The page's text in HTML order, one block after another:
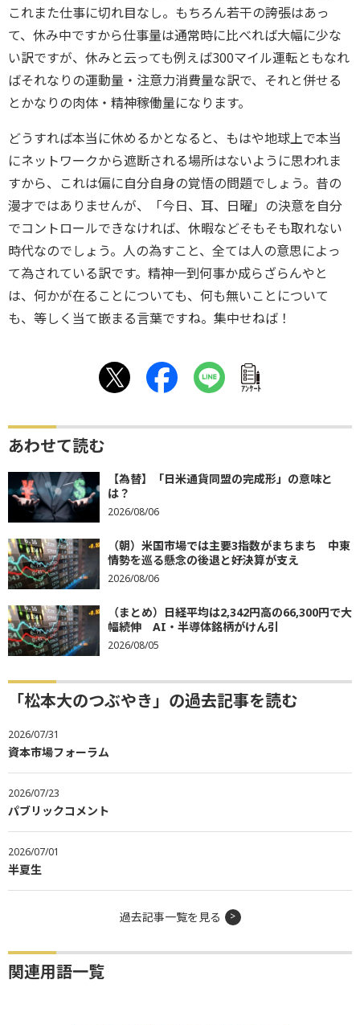
これまた仕事に切れ目なし。もちろん若干の誇張はあっ
て、休み中ですから仕事量は通常時に比べれば大幅に少な
い訳ですが、休みと云っても例えば300マイル運転ともなれ
ばそれなりの運動量・注意力消費量な訳で、それと併せる
とかなりの肉体・精神稼働量になります。
どうすれば本当に休めるかとなると、もはや地球上で本当
にネットワークから遮断される場所はないように思われま
すから、これは偏に自分自身の覚悟の問題でしょう。昔の
漫才ではありませんが、「今日、耳、日曜」の決意を自分
でコントロールできなければ、休暇などそもそも取れない
時代なのでしょう。人の為すこと、全ては人の意思によっ
て為されている訳です。精神一到何事か成らざらんやと
は、何かが在ることについても、何も無いことについて
も、等しく当て嵌まる言葉ですね。集中せねば！
ｱﾝｹｰﾄ
あわせて読む
【為替】「日米通貨同盟の完成形」の意味と
は？
2026/08/06
（朝）米国市場では主要3指数がまちまち 中東
情勢を巡る懸念の後退と好決算が支え
2026/08/06
（まとめ）日経平均は2,342円高の66,300円で大
幅続伸 AI・半導体銘柄がけん引
2026/08/05
「松本大のつぶやき」の過去記事を読む
2026/07/31
資本市場フォーラム
2026/07/23
パブリックコメント
2026/07/01
半夏生
過去記事一覧を見る
関連用語一覧